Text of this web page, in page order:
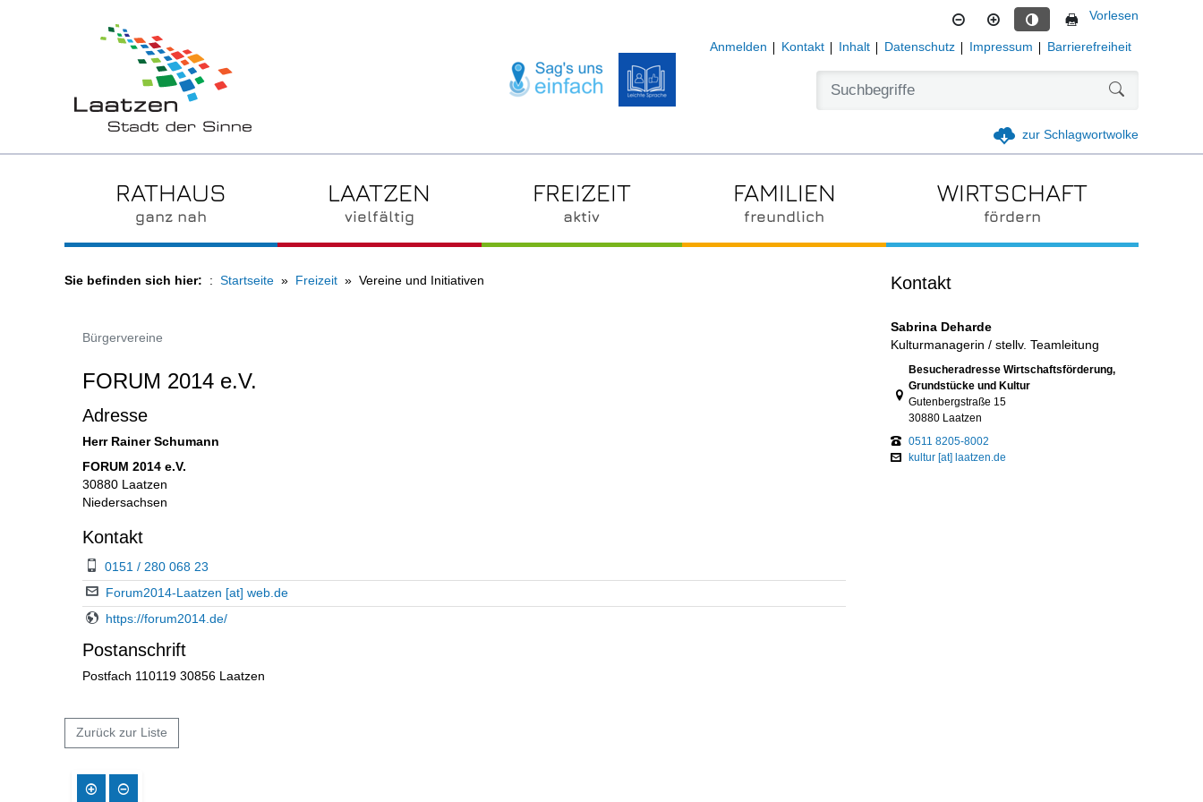
Kontrastmodus aktivieren
Vorlesen
Anmelden Kontakt Inhalt Datenschutz Impressum Barrierefreiheit
zur Schlagwortwolke
RATHAUS
ganz nah
LAATZEN
vielfältig
FREIZEIT
aktiv
FAMILIEN
freundlich
WIRTSCHAFT
fördern
Sie befinden sich hier: Startseite Freizeit Vereine und Initiativen
Bürgervereine
FORUM 2014 e.V.
Adresse
Herr Rainer Schumann
FORUM 2014 e.V.
30880 Laatzen
Niedersachsen
Kontakt
0151 / 280 068 23
Forum2014-Laatzen [at] web.de
https://forum2014.de/
Postanschrift
Postfach 110119 30856 Laatzen
Zurück zur Liste
Kontakt
Sabrina Deharde
Kulturmanagerin / stellv. Teamleitung
Link zur Google-Maps Navigation
Besucheradresse Wirtschaftsförderung,
Grundstücke und Kultur
Gutenbergstraße 15
30880 Laatzen
0511 8205-8002
kultur [at] laatzen.de